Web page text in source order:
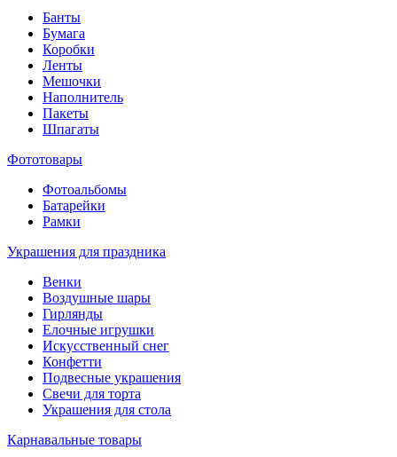
Банты
Бумага
Коробки
Ленты
Мешочки
Наполнитель
Пакеты
Шпагаты
Фототовары
Фотоальбомы
Батарейки
Рамки
Украшения для праздника
Венки
Воздушные шары
Гирлянды
Елочные игрушки
Искусственный снег
Конфетти
Подвесные украшения
Свечи для торта
Украшения для стола
Карнавальные товары